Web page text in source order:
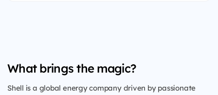
What brings the magic?
Shell is a global energy company driven by passionate